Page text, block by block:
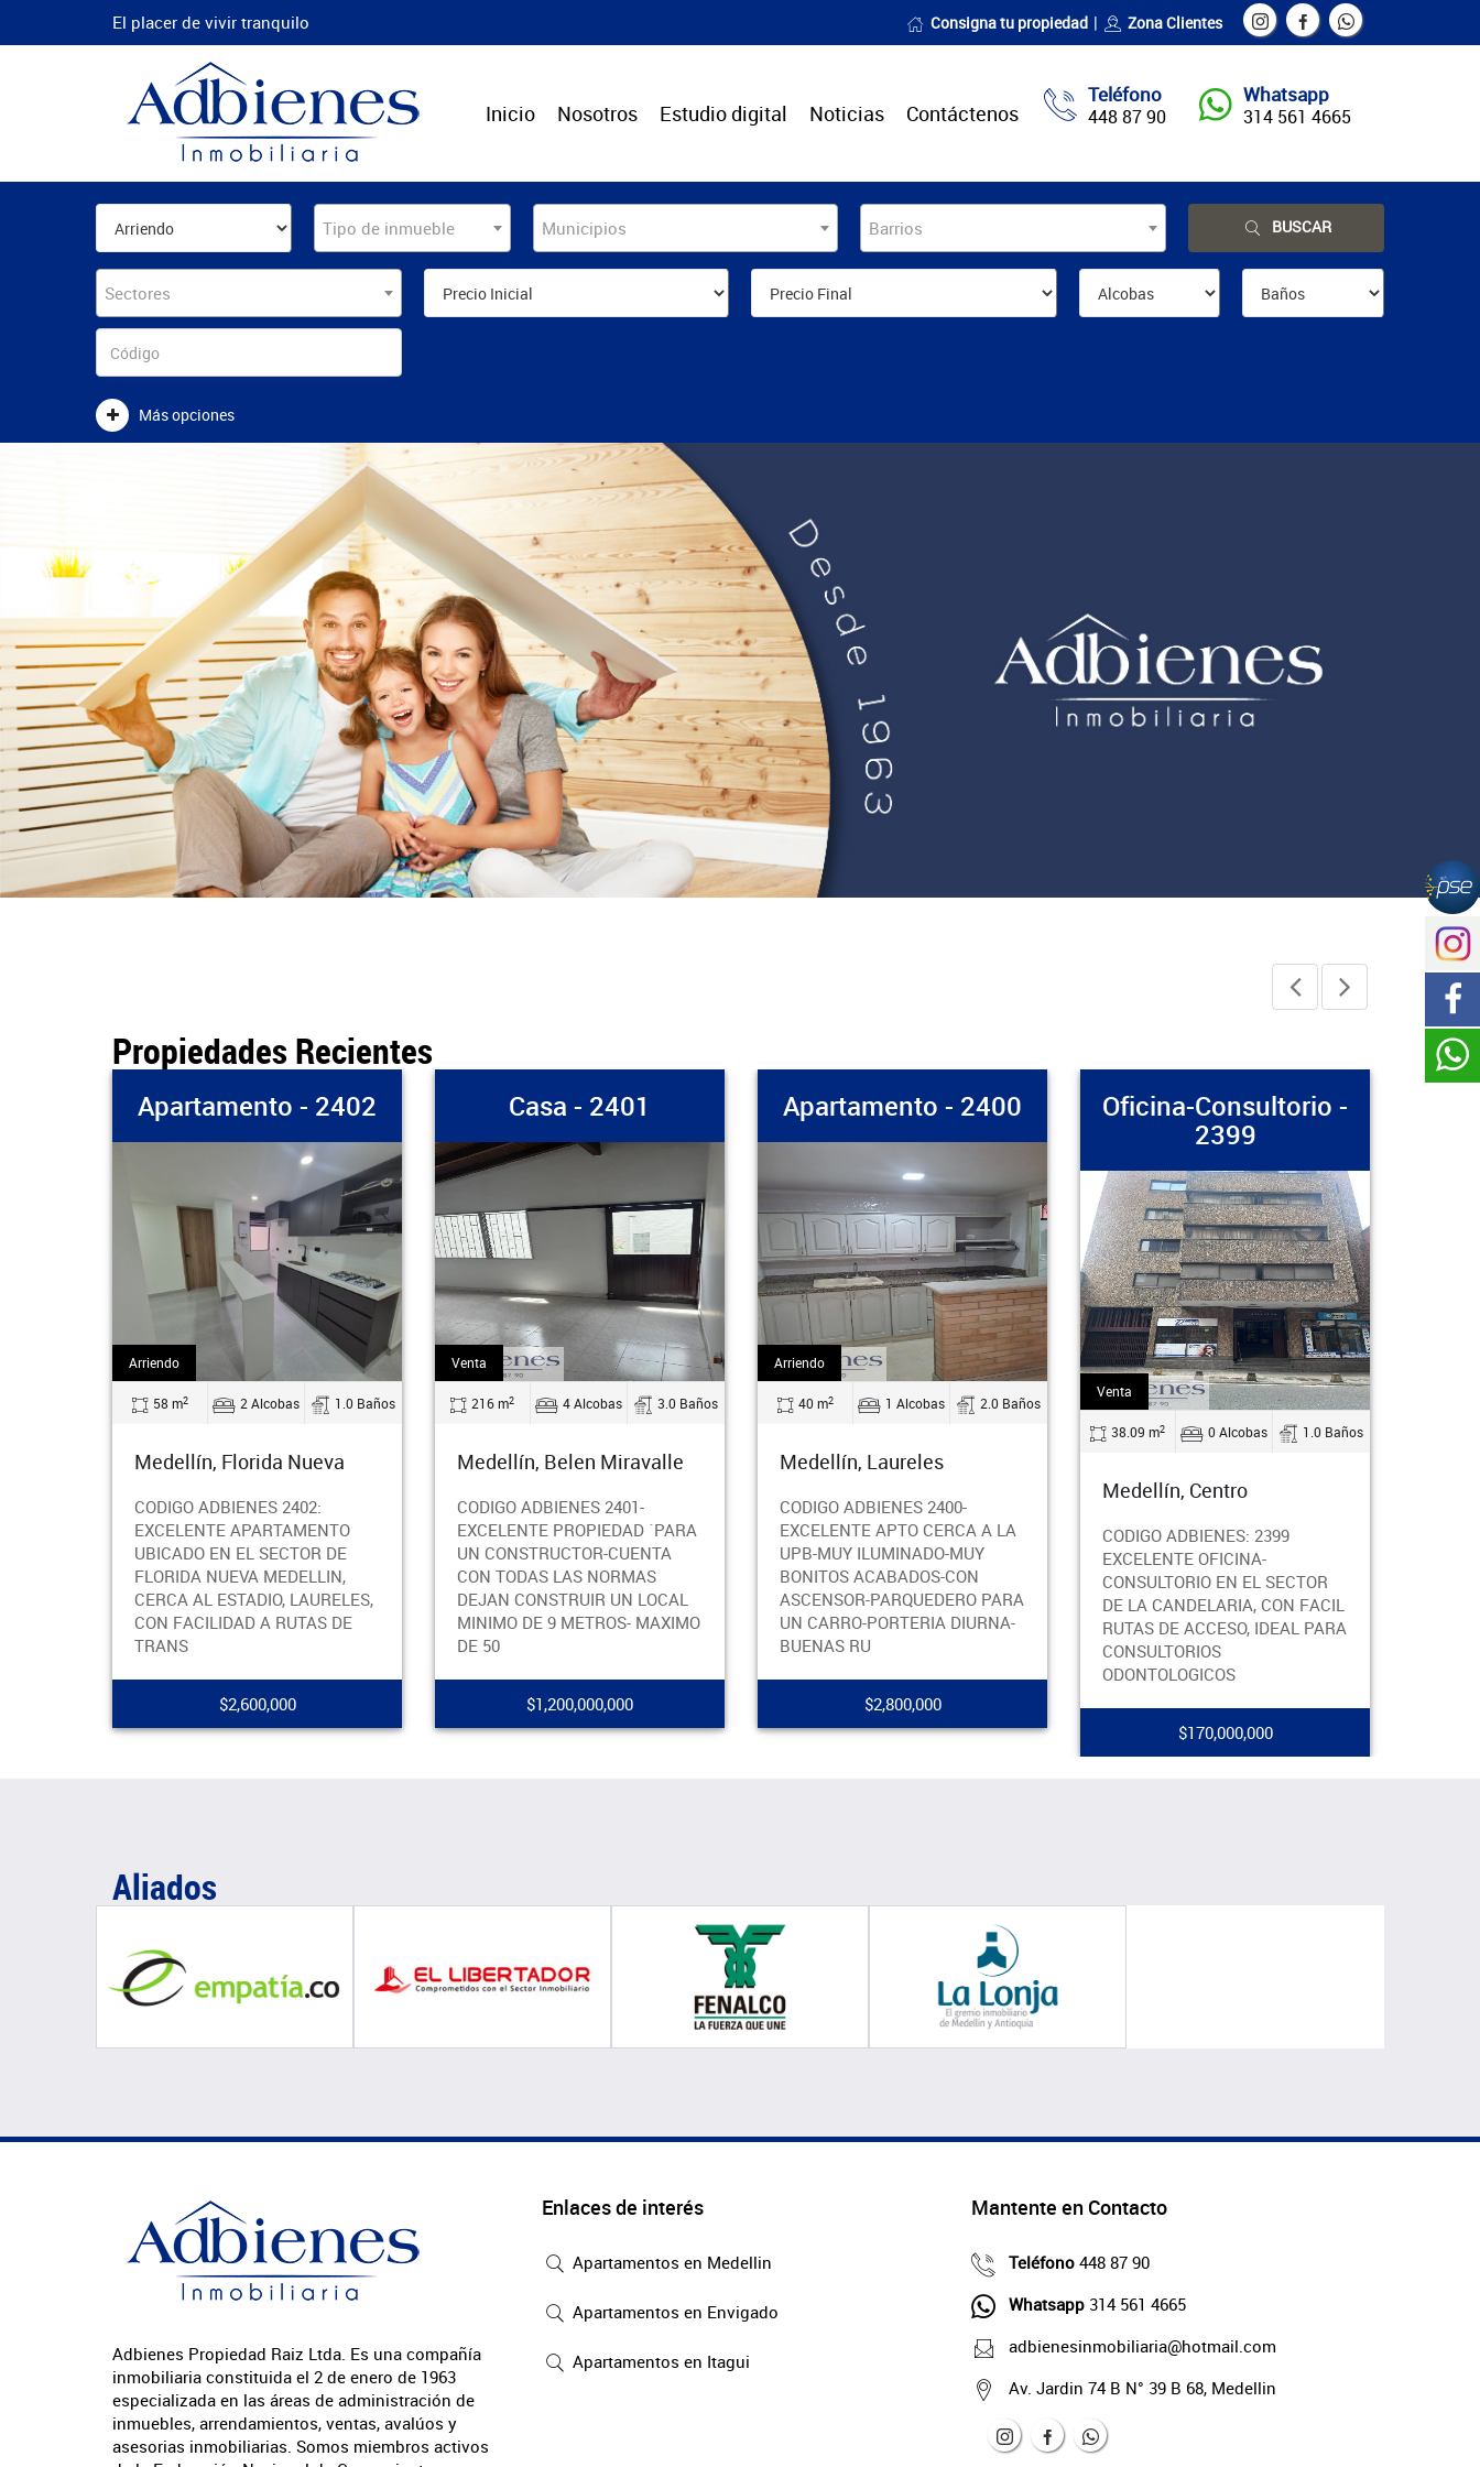
El placer de vivir tranquilo Consigna tu propiedad Zona Clientes
Teléfono
448 87 90
Whatsapp
314 561 4665
Inicio Nosotros Estudio digital Noticias Contáctenos
Tipo de inmueble Municipios Barrios BUSCAR
Sectores
Más opciones
Propiedades Recientes
Apartamento - 2402
Arriendo
58 m2 2 Alcobas 1.0 Baños
Medellín, Florida Nueva
CODIGO ADBIENES 2402:
EXCELENTE APARTAMENTO
UBICADO EN EL SECTOR DE
FLORIDA NUEVA MEDELLIN,
CERCA AL ESTADIO, LAURELES,
CON FACILIDAD A RUTAS DE
TRANS
$2,600,000
Casa - 2401
216 m2 4 Alcobas 3.0 Baños
Medellín, Belen Miravalle
CODIGO ADBIENES 2401-
EXCELENTE PROPIEDAD ´PARA
UN CONSTRUCTOR-CUENTA
CON TODAS LAS NORMAS
DEJAN CONSTRUIR UN LOCAL
MINIMO DE 9 METROS- MAXIMO
$1,200,000,000
Apartamento - 2400
Arriendo
40 m2 1 Alcobas 2.0 Baños
Medellín, Laureles
CODIGO ADBIENES 2400-
EXCELENTE APTO CERCA A LA
UPB-MUY ILUMINADO-MUY
BONITOS ACABADOS-CON
ASCENSOR-PARQUEDERO PARA
UN CARRO-PORTERIA DIURNA-
BUENAS RU
$2,800,000
Oficina-Consultorio -
2399
38.09 m2 0 Alcobas 1.0 Baños
Medellín, Centro
CODIGO ADBIENES: 2399
EXCELENTE OFICINA-
CONSULTORIO EN EL SECTOR
DE LA CANDELARIA, CON FACIL
RUTAS DE ACCESO, IDEAL PARA
CONSULTORIOS
ODONTOLOGICOS
$170,000,000
Aliados
Adbienes Propiedad Raiz Ltda. Es una compañía
inmobiliaria constituida el 2 de enero de 1963
especializada en las áreas de administración de
inmuebles, arrendamientos, ventas, avalúos y
asesorias inmobiliarias. Somos miembros activos
Enlaces de interés
Apartamentos en Medellin
Apartamentos en Envigado
Apartamentos en Itagui
Mantente en Contacto
Teléfono 448 87 90
Whatsapp 314 561 4665
adbienesinmobiliaria@hotmail.com
Av. Jardin 74 B N° 39 B 68, Medellin